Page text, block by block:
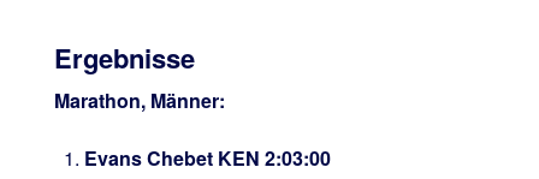
Ergebnisse
Marathon, Männer:
Evans Chebet KEN 2:03:00